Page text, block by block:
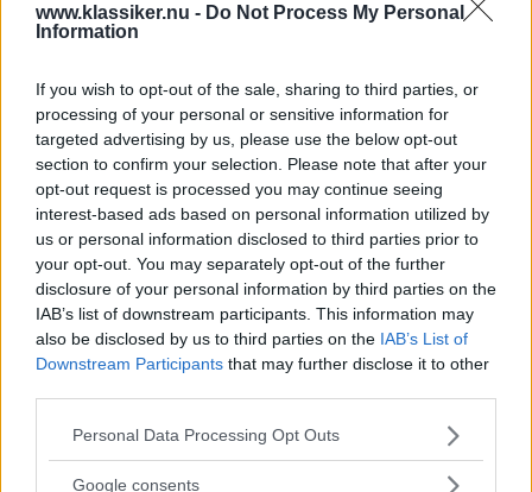
www.klassiker.nu - Do Not Process My Personal
Information
If you wish to opt-out of the sale, sharing to third parties, or
processing of your personal or sensitive information for
targeted advertising by us, please use the below opt-out
section to confirm your selection. Please note that after your
opt-out request is processed you may continue seeing
interest-based ads based on personal information utilized by
us or personal information disclosed to third parties prior to
your opt-out. You may separately opt-out of the further
disclosure of your personal information by third parties on the
IAB’s list of downstream participants. This information may
also be disclosed by us to third parties on the IAB’s List of
Downstream Participants that may further disclose it to other
Please note that this website/app uses one or more Google
not limited to your visit or usage behaviour. You may click to
Personal Data Processing Opt Outs
Google consents
En modell som aldrig hann produceras. Det hindrade
Summan av laster
När Saabar tog rygg på Scania.
Så renoverar du din läderratt
Ingen Saab Sport & Rally-ratt skall någonsin slängas.
Holgers 92: Matt och lingonröd
Vilket skönt skick på en tidsmaskin.
Grundligt underhåll: Saab 900
Det mesta klarar du att göra själv. Julle visar knepen.
Oj, det krävdes ett helt nytt golv i vår projektbil!
900 Talladega bilhandlaren i Nyköping.
Utrustad med bland annat ljus skinnklädsel och
glastaklucka var den en dröm som blev sann.
Kort därpå lämnades bilen in hos kände Saab-
trimmaren Rolf Uhr och försågs med ett Steg 3-
paket vilket innebär race-katalysator, 2,5-tums
avgassystem och en effekt på 235 hk. Troligen
var det i samma veva som fälgarna byttes ut
mot Saab Hirsch sexekrade 17-tum.
Därefter blev bilen stående och
mätarställningen stannade på strax över 62 mil.